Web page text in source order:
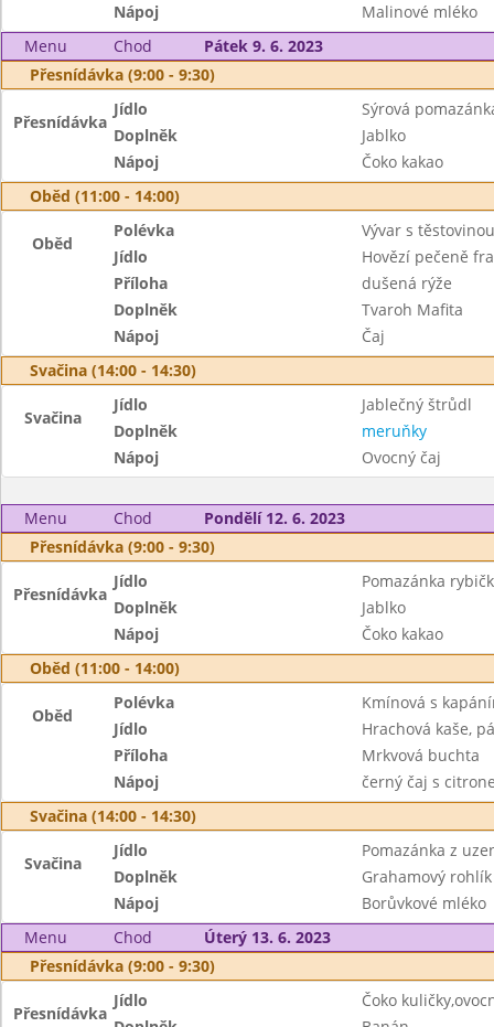
Nápoj
Malinové mléko
Menu
Chod
Pátek 9. 6. 2023
Přesnídávka (9:00 - 9:30)
Přesnídávka
Jídlo
Sýrová
Doplněk
Jablko
Nápoj
Čoko kakao
Oběd (11:00 - 14:00)
Oběd
Polévka
Vývar s těstovinou
Jídlo
Hovězí pečeně
Příloha
dušená rýže
Doplněk
Tvaroh Mafita
Nápoj
Čaj
Svačina (14:00 - 14:30)
Svačina
Jídlo
Jablečný štrůdl
Doplněk
meruňky
Nápoj
Ovocný čaj
Menu Chod
Pondělí 12. 6. 2023
Přesnídávka (9:00 - 9:30)
Přesnídávka
Jídlo
Pomazánka
Doplněk
Jablko
Nápoj
Čoko kakao
Oběd (11:00 - 14:00)
Oběd
Polévka
Kmínová s
Jídlo
Hrachová kaše,
Příloha
Mrkvová buchta
Nápoj
černý čaj s
Svačina (14:00 - 14:30)
Svačina
Jídlo
Pomazánka z
Doplněk
Grahamový
Nápoj
Borůvkové mléko
Menu
Chod
Úterý 13. 6. 2023
Přesnídávka (9:00 - 9:30)
Přesnídávka
Jídlo
Čoko